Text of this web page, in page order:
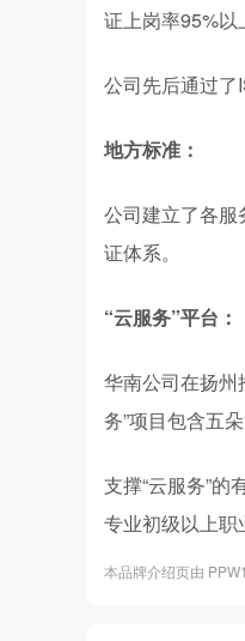
证上岗率95%以
公司先后通过了
地方标准：
公司建立了各
证体系。
“云服务”平台：
华南公司在扬州
务”项目包含五
支撑“云服务”
专业初级以上职
本品牌介绍页由